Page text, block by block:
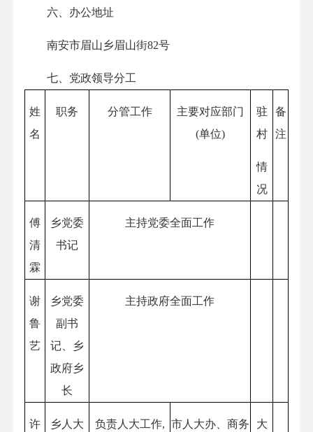
六、办公地址
南安市眉山乡眉山街82号
七、党政领导分工
姓
名
职务 分管工作
主要对应部门
(单位)
驻
村
情
况
备
注
傅
清
霖
乡党委
书记
主持党委全面工作
谢
鲁
艺
乡党委
副书
记、乡
政府乡
长
主持政府全面工作
许 乡人大 负责人大工作, 市人大办、商务 大